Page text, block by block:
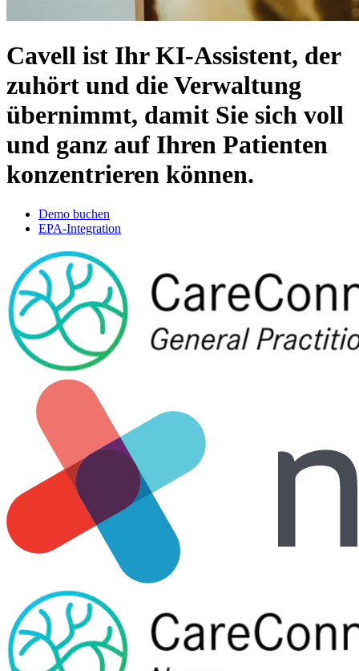
Cavell ist Ihr KI-Assistent, der
zuhört und die Verwaltung
übernimmt, damit Sie sich voll
und ganz auf Ihren Patienten
konzentrieren können.
Demo buchen
EPA-Integration